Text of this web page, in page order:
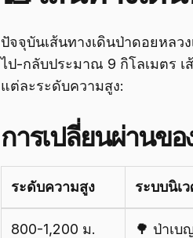
ปัจจุบันเส้นทางเดินป่าดอยหลวง
ไป-กลับประมาณ 9 กิโลเมตร
แต่ละระดับความสูง:
การเปลี่ยนผ่านขอ
ระดับความสูง ระบบนิเ
800-1,200 ม. 🌳 ป่าเ